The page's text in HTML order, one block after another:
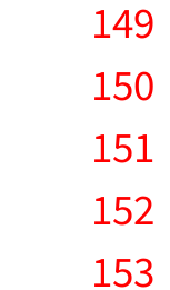
149
150
151
152
153